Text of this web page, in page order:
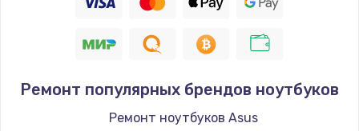
Ремонт популярных брендов ноутбуков
Ремонт ноутбуков Asus